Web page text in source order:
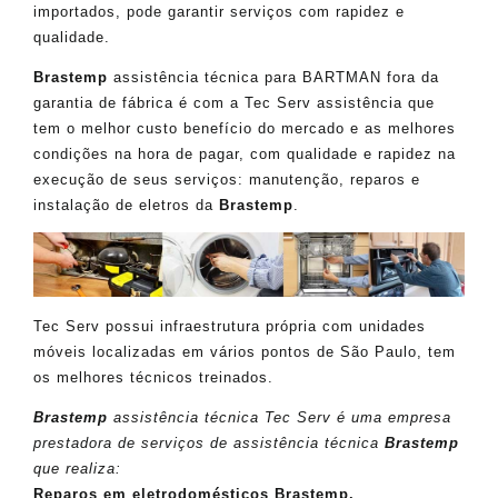
importados, pode garantir serviços com rapidez e
qualidade.
Brastemp assistência técnica para BARTMAN fora da
garantia de fábrica é com a Tec Serv assistência que
tem o melhor custo benefício do mercado e as melhores
condições na hora de pagar, com qualidade e rapidez na
execução de seus serviços: manutenção, reparos e
instalação de eletros da Brastemp.
Tec Serv possui infraestrutura própria com unidades
móveis localizadas em vários pontos de São Paulo, tem
os melhores técnicos treinados.
Brastemp assistência técnica Tec Serv é uma empresa
prestadora de serviços de assistência técnica Brastemp
que realiza:
Reparos em eletrodomésticos Brastemp.